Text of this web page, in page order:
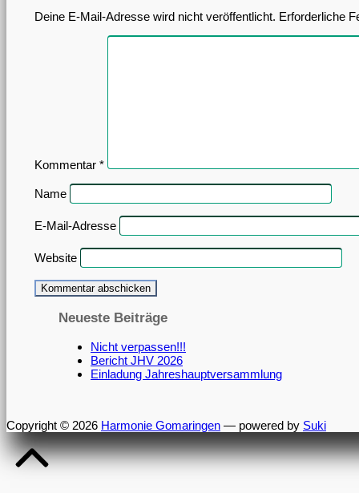
Deine E-Mail-Adresse wird nicht veröffentlicht. Erforderliche
Kommentar *
Name
E-Mail-Adresse
Website
Neueste Beiträge
Nicht verpassen!!!
Bericht JHV 2026
Einladung Jahreshauptversammlung
Copyright © 2026 Harmonie Gomaringen — powered by Suki
Back
to